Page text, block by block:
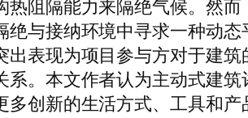
热阻隔能力来隔绝气候。然
绝与接纳环境中寻求一种动
出表现为项目参与方对于建
系。本文作者认为主动式建
创新的生活方式、工具和产